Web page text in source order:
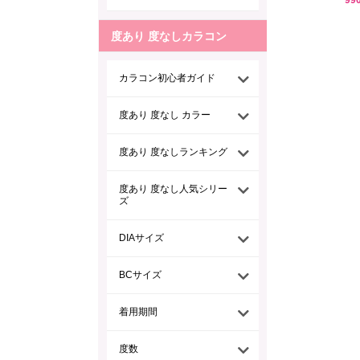
度あり 度なしカラコン
カラコン初心者ガイド
度あり 度なし カラー
度あり 度なしランキング
度あり 度なし人気シリー
ズ
DIAサイズ
BCサイズ
着用期間
度数